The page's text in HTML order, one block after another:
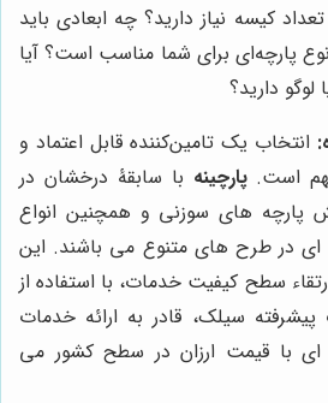
کیسه نیاز دارید؟ چه ابعادی باید
پارچه‌ای برای شما مناسب است؟ آیا
دارید؟
انتخاب یک تامین‌کننده قابل اعتماد و
مهم است.پارچینه با سابقۀ درخشان در
پارچه های سوزنی و همچنین انواع
در طرح های متنوع می باشند. این
سطح کیفیت خدمات، با استفاده از
سیلک، قادر به ارائه خدمات
با قیمت ارزان در سطح کشور می